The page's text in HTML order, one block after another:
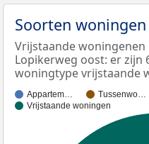
Soorten woningen
Vrijstaande
Lopikerweg oost: er zijn
woningtype vrijstaande
Appartem… Tussenwo…
Vrijstaande woningen